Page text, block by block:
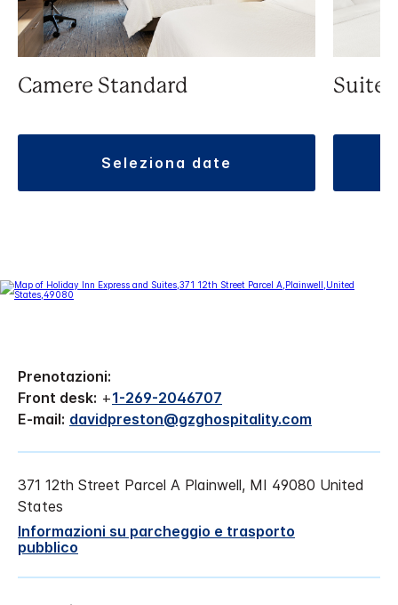
Camere Standard
seleziona date
Suite
Prenotazioni:
Front desk: +1-269-2046707
E-mail: davidpreston@gzghospitality.com
371 12th Street Parcel A Plainwell, MI 49080 United
States
Informazioni su parcheggio e trasporto
pubblico